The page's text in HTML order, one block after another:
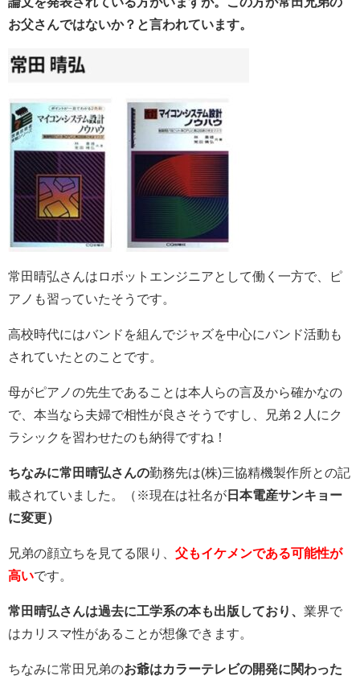
お父さんではないか？と言われています。
常田晴弘さんはロボットエンジニアとして働く一方で、ピ
アノも習っていたそうです。
高校時代にはバンドを組んでジャズを中心にバンド活動も
されていたとのことです。
母がピアノの先生であることは本人らの言及から確かなの
で、本当なら夫婦で相性が良さそうですし、兄弟２人にク
ラシックを習わせたのも納得ですね！
ちなみに常田晴弘さんの勤務先は(株)三協精機製作所との記
載されていました。（※現在は社名が 日本電産サンキョー
に変更）
兄弟の顔立ちを見てる限り、 父もイケメンである可能性が
高いです。
常田晴弘さんは過去に工学系の本も出版しており、 業界で
はカリスマ性があることが想像できます。
ちなみに常田兄弟のお爺はカラーテレビの開発に関わった